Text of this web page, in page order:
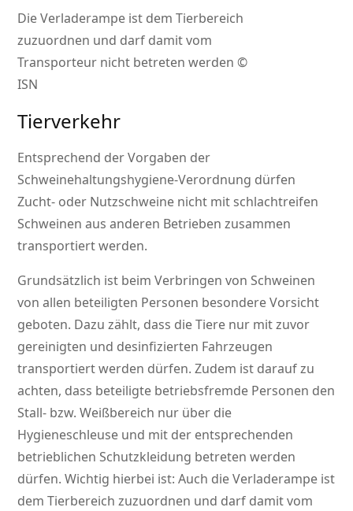
Die Verladerampe ist dem Tierbereich
zuzuordnen und darf damit vom
Transporteur nicht betreten werden ©
ISN
Tierverkehr
Entsprechend der Vorgaben der
Schweinehaltungshygiene-Verordnung dürfen
Zucht- oder Nutzschweine nicht mit schlachtreifen
Schweinen aus anderen Betrieben zusammen
transportiert werden.
Grundsätzlich ist beim Verbringen von Schweinen
von allen beteiligten Personen besondere Vorsicht
geboten. Dazu zählt, dass die Tiere nur mit zuvor
gereinigten und desinfizierten Fahrzeugen
transportiert werden dürfen. Zudem ist darauf zu
achten, dass beteiligte betriebsfremde Personen den
Stall- bzw. Weißbereich nur über die
Hygieneschleuse und mit der entsprechenden
betrieblichen Schutzkleidung betreten werden
dürfen. Wichtig hierbei ist: Auch die Verladerampe ist
dem Tierbereich zuzuordnen und darf damit vom